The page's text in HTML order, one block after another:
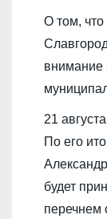
О том, что
внимание
21
По его
будет
перечнем